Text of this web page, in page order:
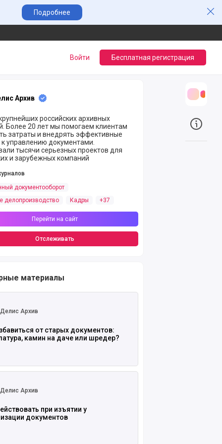
Подробнее
Войти Бесплатная регистрация
Архив
российских архивных
Более 20 лет мы помогаем клиентам
затраты и внедрять эффективные
управлению документами.
тысячи серьезных проектов для
и зарубежных компаний
документооборот
делопроизводство
Кадры +37
Перейти на сайт
Отслеживать
материалы
Делис Архив
от старых документов:
камин на даче или шредер?
Делис Архив
при изъятии у
документов
О